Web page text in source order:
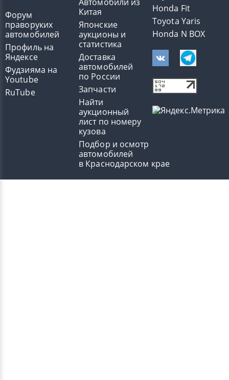
Форум
праворуких
автомобилей
Профиль на
Яндексе
Фудзияма на
Youtube
RuTube
Китая
Японские
аукционы и
статистика
Доставка
автомобилей
по России
Запчасти
Найти
аукционный
лист по номеру
кузова
Подбор и осмотр
автомобилей
в Краснодарском крае
Honda Fit
Toyota Yaris
Honda N BOX